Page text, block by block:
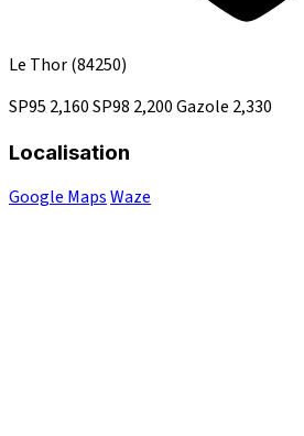
Le Thor(84250)
SP95 2,160SP98 2,200Gazole 2,330
Localisation
Google MapsWaze